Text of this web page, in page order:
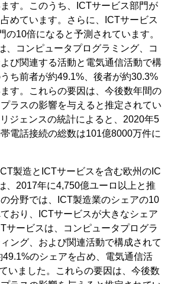
す。このうち、ICTサービス部門が
めています。さらに、ICTサービス
の10倍になると予測されています。
、コンピュータプログラミング、コ
び関連する活動と電気通信活動で構
ち前者が約49.1%、後者が約30.3%
す。これらの要因は、今後数年間の
ラスの影響を与えると推定されてい
ジェンスの統計によると、2020年5
電話接続の総数は101億8000万件に
製造とICTサービスを含む欧州のIC
、2017年に4,750億ユーロ以上と推
分野では、ICT製造業のシェアの10
おり、ICTサービスが大きなシェア
サービスは、コンピュータプログラ
ング、および関連活動で構成されて
のシェアを占め、電気通信活
いました。これらの要因は、今後数